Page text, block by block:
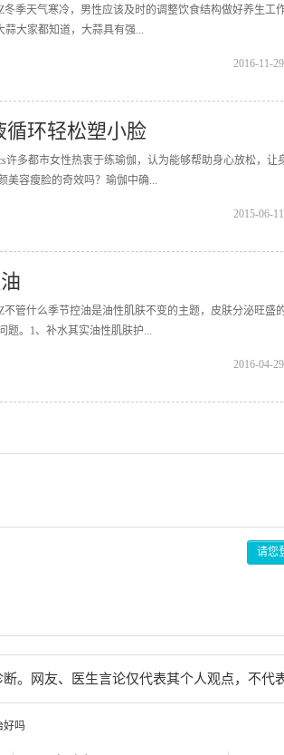
冬季天气寒冷，男性应该及时的调整饮食结构做好养生工
大家都知道，大蒜具有强...
2016-11-29
循环轻松塑小脸
许多都市女性热衷于练瑜伽，认为能够帮助身心放松，让
美容瘦脸的奇效吗？瑜伽中确...
2015-06-11
不管什么季节控油是油性肌肤不变的主题，皮肤分泌旺盛
题。1、补水其实油性肌肤护...
2016-04-29
请您
。网友、医生言论仅代表其个人观点，不代
好吗